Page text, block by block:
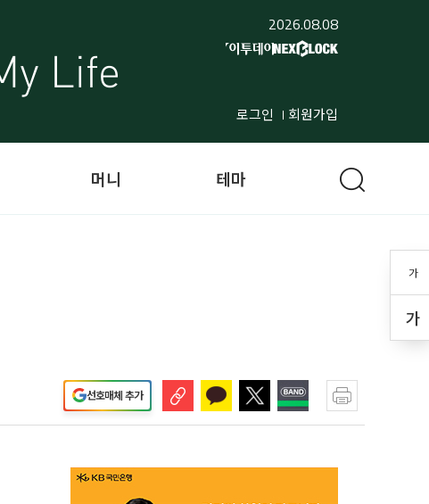
2026.08.08
로그인 회원가입
가
가
머니 테마
선호매체 추가